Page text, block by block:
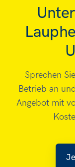
Sprechen
Betrieb an
Angebot mit